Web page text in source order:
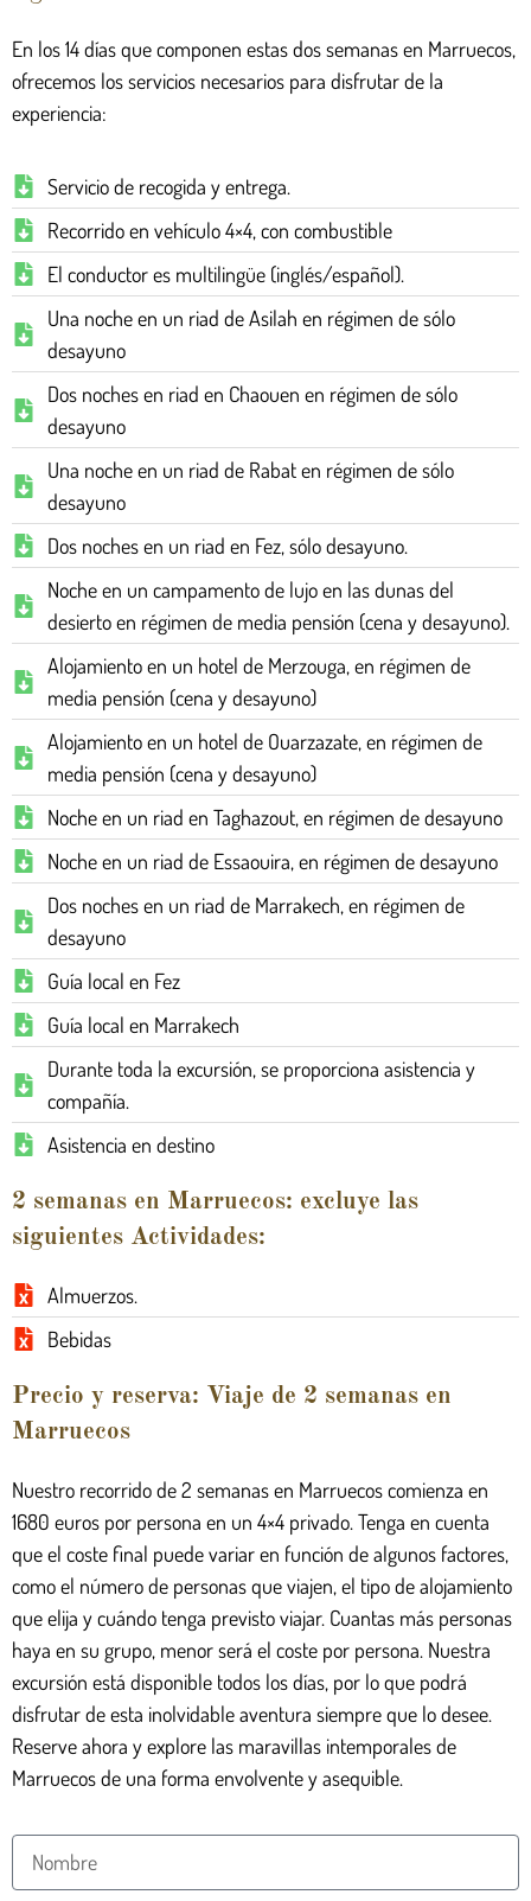
En los 14 días que componen estas dos semanas en Marruecos,
ofrecemos los servicios necesarios para disfrutar de la
experiencia:
Servicio de recogida y entrega.
Recorrido en vehículo 4×4, con combustible
El conductor es multilingüe (inglés/español).
Una noche en un riad de Asilah en régimen de sólo
desayuno
Dos noches en riad en Chaouen en régimen de sólo
desayuno
Una noche en un riad de Rabat en régimen de sólo
desayuno
Dos noches en un riad en Fez, sólo desayuno.
Noche en un campamento de lujo en las dunas del
desierto en régimen de media pensión (cena y desayuno).
Alojamiento en un hotel de Merzouga, en régimen de
media pensión (cena y desayuno)
Alojamiento en un hotel de Ouarzazate, en régimen de
media pensión (cena y desayuno)
Noche en un riad en Taghazout, en régimen de desayuno
Noche en un riad de Essaouira, en régimen de desayuno
Dos noches en un riad de Marrakech, en régimen de
desayuno
Guía local en Fez
Guía local en Marrakech
Durante toda la excursión, se proporciona asistencia y
compañía.
Asistencia en destino
2 semanas en Marruecos: excluye las
siguientes Actividades:
Almuerzos.
Bebidas
Precio y reserva: Viaje de 2 semanas en
Marruecos
Nuestro recorrido de 2 semanas en Marruecos comienza en
1680 euros por persona en un 4×4 privado. Tenga en cuenta
que el coste final puede variar en función de algunos factores,
como el número de personas que viajen, el tipo de alojamiento
que elija y cuándo tenga previsto viajar. Cuantas más personas
haya en su grupo, menor será el coste por persona. Nuestra
excursión está disponible todos los días, por lo que podrá
disfrutar de esta inolvidable aventura siempre que lo desee.
Reserve ahora y explore las maravillas intemporales de
Marruecos de una forma envolvente y asequible.